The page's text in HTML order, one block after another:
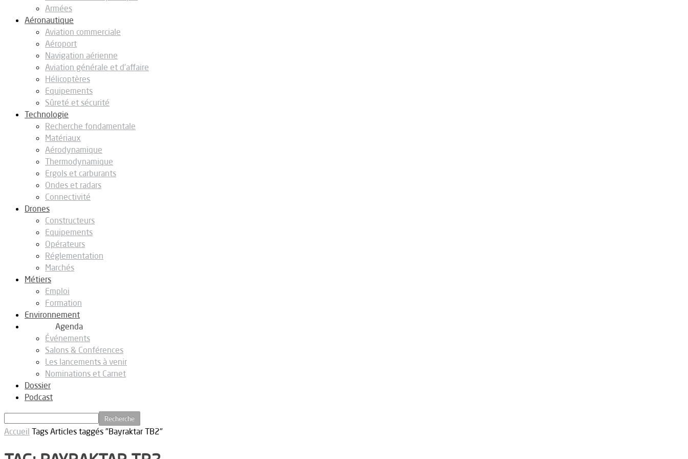
Armées
Aéronautique
Aviation commerciale
Aéroport
Navigation aérienne
Aviation générale et d’affaire
Hélicoptères
Equipements
Sûreté et sécurité
Technologie
Recherche fondamentale
Matériaux
Aérodynamique
Thermodynamique
Ergols et carburants
Ondes et radars
Connectivité
Drones
Constructeurs
Equipements
Opérateurs
Réglementation
Marchés
Métiers
Emploi
Formation
Environnement
Agenda
Événements
Salons & Conférences
Les lancements à venir
Nominations et Carnet
Dossier
Podcast
Accueil Tags Articles taggés "Bayraktar TB2"